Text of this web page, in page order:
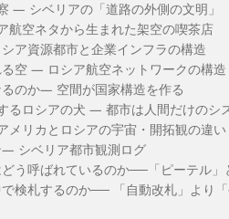
— シベリアの「道路の外側の文明」
空ネタから生まれた架空の喫茶店
ア資源都市と企業インフラの構造
空 — ロシア航空ネットワークの構造
のか— 空間が国家構造を作る
るロシアの犬 — 都市は人間だけのシ
リカとロシアの宇宙・開拓観の違い
シベリア都市観測ログ
う呼ばれているのか──「ピーテル」
検札するのか── 「自動改札」より